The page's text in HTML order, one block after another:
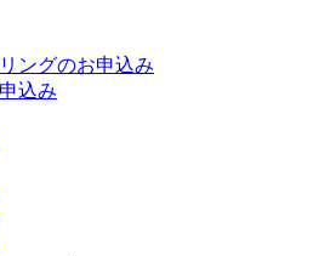
ングのお申込み
込み